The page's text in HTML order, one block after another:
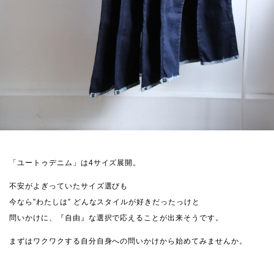
「ユートゥデニム」は4サイズ展開。
不安がよぎっていたサイズ選びも
今なら”わたしは” どんなスタイルが好きだったっけと
問いかけに、『自由』な選択で応えることが出来そうです。
まずはワクワクする自分自身への問いかけから始めてみませんか。